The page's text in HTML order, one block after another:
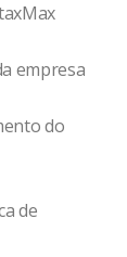
empresa
do
de